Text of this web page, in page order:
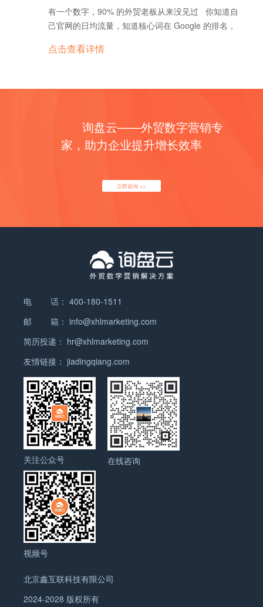
已经开始自营了，其中就包括医疗美容产品。甚至有
同行卖家表示，阿里自营产品线的人已经开始私下联
系他的客户，明抢订单了。 直到这个时候，大家才恍
然发现，原来阿里的目标除了钱，还有数据。是的，
站也开始正式涉足贸易全链，逐渐掌握了真实有效的
贸易数据。 后来，随着布局RTS、以及收购外贸
CRM，阿里有节奏地将线上成交数据、线上线下客户
做自营？——当然要做，谁都能看出今年外贸会有爆
用大数据选品筛出好卖的品类，明显能挣钱干嘛不
难以接受：阿里为什么一声不响就断我生路？——其
实阿里一直在向你表明它的初心啊，我们来看这些明
晃晃的证据： ① 阿里让你做一达通，走线上信保。
② 阿里一轮轮“割韭菜”，不断推出新产品，瓜分你现
乐得看见卖家之间互相竞争、价格低廉、无法做大、
无处逃匿。 ③ 阿里让你做小满客户通，要你的成交
开和客户抢买家，既当运动员又当裁判。 ⑤ 阿里禁
止你的店铺有网站链接，禁止你用平台以外的工具
（包括不限于邮件、WhatsApp、Messenger 等）和
客户沟通，还用一个包含相关功能的CRM“钓鱼执
法”，抓到就处罚你。 ………
做到这一点，首先你的网站要围绕用户要搜的这个关
键词去搭建，另外要围绕这个关键词做一些优化工
作。 其实SEO的工作还是非常重要的，尤其对于大
用。但SEO其实是最不能速成的一种营销方法，因为
SEO服务的公司不能全盘否定，毕竟还是有一些老黄
牛式的服务公司在一点一点努力的做着真正的关键词
这里又列出了一个新词，“SEM”，解释一下，SEM的
优化，一个是付费搜索引擎营销，乍一听，不懂行的
成熟了，这世界上哪有免费的午餐，SEO只是你没有
把钱给谷歌而已，但你还是要支付给服务公司这部分
大量的。而这其实仅仅是问题之一。 我们在上面已经
什么关键词，然后建立一个词库，针对这些词来做优
化运营工作。但我们怎么才能做到尽可能猜到更多的
客户会搜的关键词呢？ 这是一块大量的工作，而且很
自己的产品名称就是客户可能会搜的关键词，但是实
际上还差的很远。对于这一块的选择，还是让老王直
接给出答案吧，毕竟在这一个外贸抢钱的时代，任何
时间上的浪费其实都是犯罪。 对于外贸互联网营销起
步期的中小外贸企业：毫不犹豫的选择一个靠谱的谷
歌代理商做SEM付费点击广告，最快见效果，而且试
错成本低，当天发现形势不对直接停掉，随着营销的
深入不断优化投放关键词，达到性价比高的营销。 对
于外贸互联网营销起步期的大型外贸企业：也是坚定
不移的从SEM开始，但是在不断优化投放关键词的同
时，建立起自己的关键词词库，在储备的关键词达到
可以数以万计的时候，可以衡量一下是否开始SEO的
营销管理 看到上述描述的询盘成本，不要觉得懵，用
你在一段时间内投入的营销费用（花费+人员工资）
产品信息，方便客户比较和选择。 支持在线交易和支
付，提高交易效率。 可以获得海量客户数据，优化营
名不稳定。 需要专业团队管理和维护。 可能面临平
型： 全球买家、B2B合作伙伴。 3. 海外社交媒体
广，特别吸引年轻活跃用户。 优点： 互动性高，成
本低，适合品牌推广。 可以吸引年轻活跃用户，扩大
品牌影响力。…
有一个数字，90% 的外贸老板从来没见过 你知道自
己官网的日均流量，知道核心词在 Google 的排名，
率从来没见过—— 品牌 AI 出现率：海外买家问
第一步不再是打开 Google，而是直接问 AI：
"Recommend some reliable Chinese suppliers of
XX"（推荐几家可靠的中国 XX 供应商） "List the top
的 XX 厂家） "Which XX suppliers in China…
点击查看详情
询盘云——外贸数字营销专
家，助力企业提升增长效率
立即咨询 >>
电 话： 400-180-1511
邮 箱： info@xhlmarketing.com
简历投递： hr@xhlmarketing.com
友情链接： jiadingqiang.com
关注公众号 在线咨询
视频号
北京鑫互联科技有限公司
2024-2028 版权所有